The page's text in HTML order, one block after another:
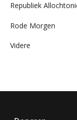
Republiek
Rode Morgen
Videre